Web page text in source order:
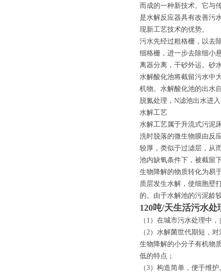
而成的一种新技术。它与
是水解反应器具有改善污
现新工艺技术的优势。
污水先经过粗格栅，以去
细格栅，进一步去除细小
离器分离，干砂外运。砂
水解酸化池将截留污水中
机物。水解酸化池的出水
脱氮处理，N滤池出水进
水解工艺
水解工艺属于升流式污泥
洗时脱落的微生物膜由反
较厚，类似于过滤层，从
池内缺氧条件下，被截留
生物降解的物质转化为易
质层发生水解，使细胞壁
的。由于水解池的污泥龄
120吨/天生活污水处
（1）在城市污水处理中
（2）水解菌世代期短，
生物降解的小分子有机物
低的特点；
（3）构造简单，便于维